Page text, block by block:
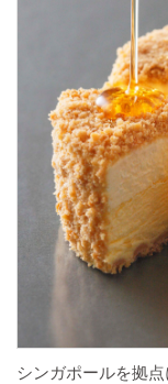
シンガポールを拠